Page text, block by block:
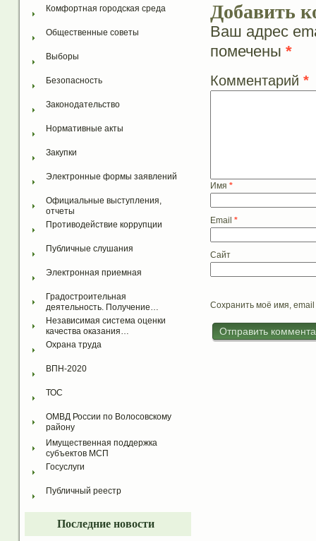
Комфортная городская среда
Общественные советы
Выборы
Безопасность
Законодательство
Нормативные акты
Закупки
Электронные формы заявлений
Официальные выступления,
отчеты
Противодействие коррупции
Публичные слушания
Электронная приемная
Градостроительная
деятельность. Получение…
Независимая система оценки
качества оказания…
Охрана труда
ВПН-2020
ТОС
ОМВД России по Волосовскому
району
Имущественная поддержка
субъектов МСП
Госуслуги
Публичный реестр
Последние новости
Добавить
Ваш адрес
помечены *
Комментарий *
Имя *
Email *
Сайт
Сохранить моё имя,